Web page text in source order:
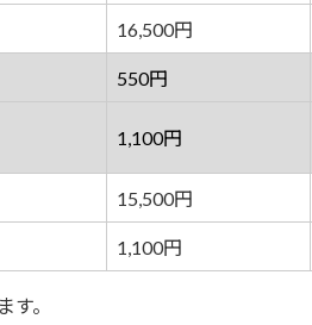
16,500円
550円
1,100円
15,500円
1,100円
。